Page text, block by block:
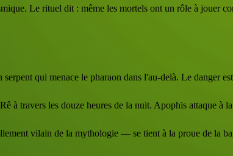
Le rituel dit : même les mortels ont un rôle à jouer
qui menace le pharaon dans l'au-delà. Le danger
à travers les douze heures de la nuit. Apophis attaque à
vilain de la mythologie — se tient à la proue de la